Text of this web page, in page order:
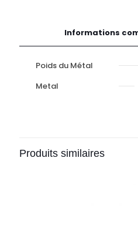
Informations
Poids du Métal
Metal
Produits similaires